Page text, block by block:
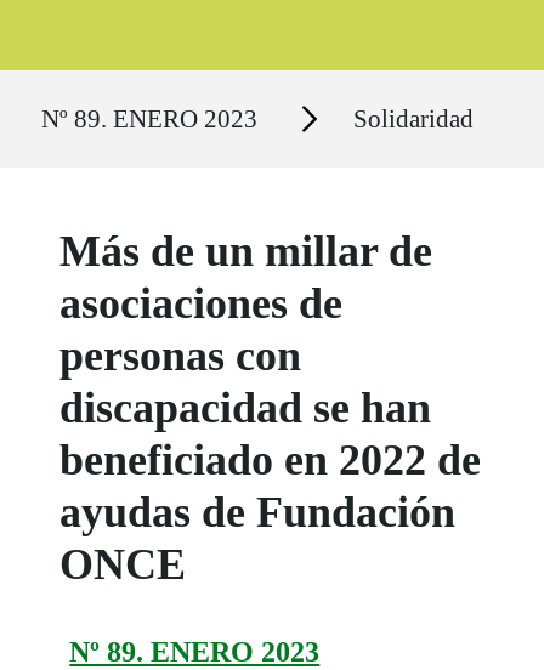
Nº 89. ENERO 2023 Secciones Solidaridad
Más de un millar de
asociaciones de
personas con
discapacidad se han
beneficiado en 2022 de
ayudas de Fundación
ONCE
Nº 89. ENERO 2023